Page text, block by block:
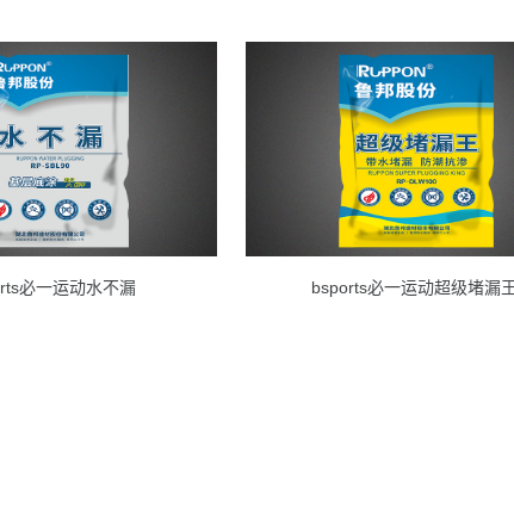
必一运动水不漏 bsports必一运动超级堵漏